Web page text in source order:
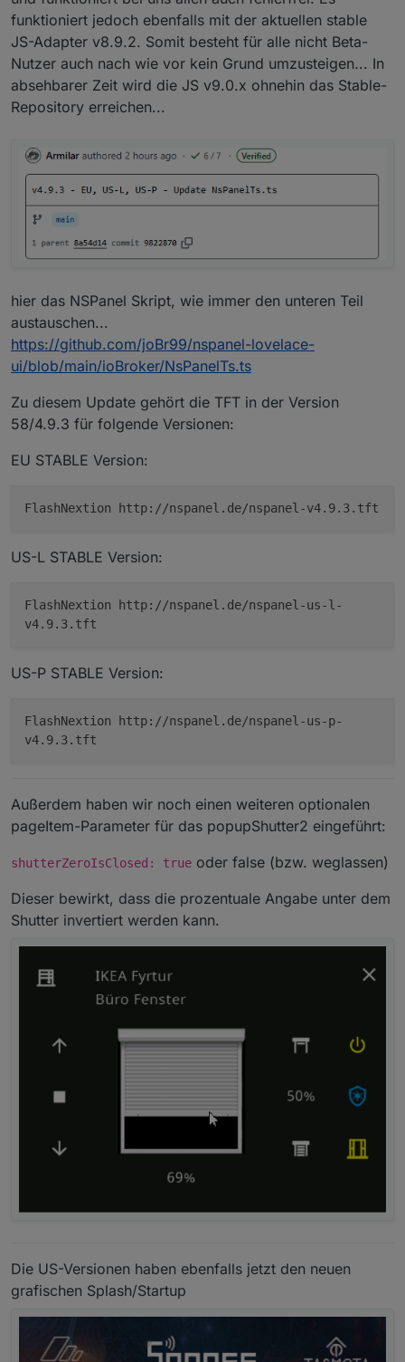
mittlerweile wieder anmelden können. Dem ist nicht
so...
Wer also keinen "alten" Zugang zu DasWetter hat (das
funktioniert nämlich noch), dem bleibt aktuell wohl nur
die Option: OpenWeatherMap
Ich hatte das mal ne Weile verfolgt und ging immer
davon aus, dass die das Wetter wieder zugänglich
Webseiten als Plugin... Aktuell wären der Stand dann
DasWetter - funktioniert nur mit Accounts die vor
Deaktivierung
funktioniert jedoch ebenfalls mit der aktuellen stable
JS-Adapter v8.9.2. Somit besteht für alle nicht Beta-
Nutzer auch nach wie vor kein Grund umzusteigen... In
absehbarer Zeit wird die JS v9.0.x ohnehin das Stable-
Repository erreichen...
hier das NSPanel Skript, wie immer den unteren Teil
austauschen...
https://github.com/joBr99/nspanel-lovelace-
ui/blob/main/ioBroker/NsPanelTs.ts
Zu diesem Update gehört die TFT in der Version
58/4.9.3 für folgende Versionen:
EU STABLE Version:
FlashNextion http://nspanel.de/nspanel-v4.9.3.tft
US-L STABLE Version:
FlashNextion http://nspanel.de/nspanel-us-l-
v4.9.3.tft
US-P STABLE Version:
FlashNextion http://nspanel.de/nspanel-us-p-
v4.9.3.tft
Außerdem haben wir noch einen weiteren optionalen
pageItem-Parameter für das popupShutter2 eingeführt:
shutterZeroIsClosed: true oder false (bzw. weglassen)
Dieser bewirkt, dass die prozentuale Angabe unter dem
Shutter invertiert werden kann.
Die US-Versionen haben ebenfalls jetzt den neuen
grafischen Splash/Startup